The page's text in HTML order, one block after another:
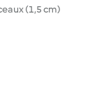
(1,5 cm)